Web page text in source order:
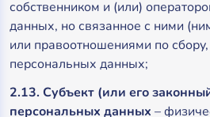
собственником и (или)
данных, но связанное с ними
или правоотношениями по
персональных данных;
2.13. Субъект (или его
персональных данных –